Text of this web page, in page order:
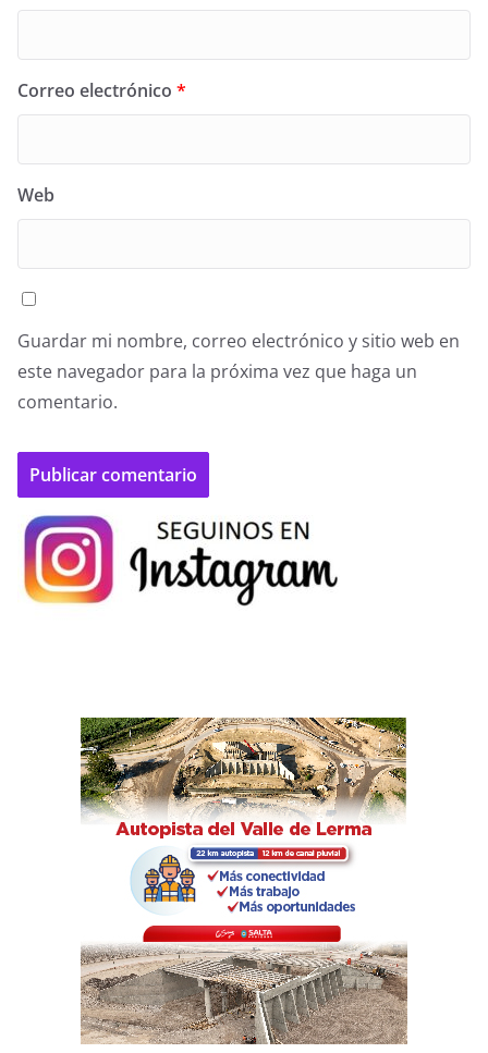
Correo electrónico *
Web
Guardar mi nombre, correo electrónico y sitio web en
este navegador para la próxima vez que haga un
comentario.